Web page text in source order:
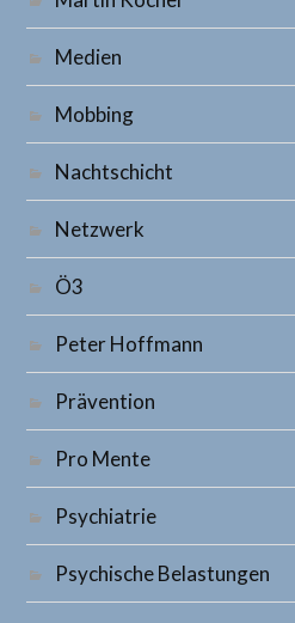
Medien
Mobbing
Nachtschicht
Netzwerk
Ö3
Peter Hoffmann
Prävention
Pro Mente
Psychiatrie
Psychische Belastungen